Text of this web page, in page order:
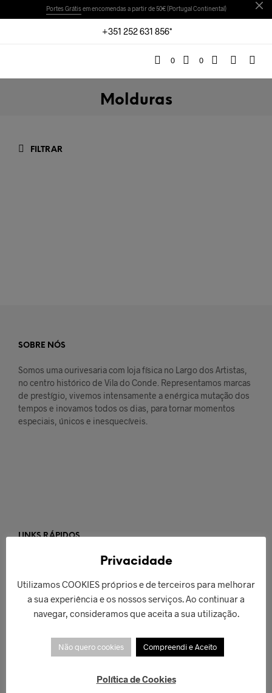
Portes Grátisem encomendas a partir de 50€ (Portugal Continental)
+351 252 631 856*
0 0
Molduras
FILTRAR
SOBRE NÓS
Somos uma ourivesaria com loja física no Largo dos Artistas,
no centro histórico de Vila do Conde. Representamos marcas
de prestígio, vivemos intensamente a enérgica mutação dos
tempos e inovamos todos os dias, para tornar momentos
especiais, únicos e inesquecíveis.
LINKS RÁPIDOS
Custos de Envio
Trocas e Devoluções
Métodos de Pagamento
Qualidade e Garantia
Certificação e Contrastaria
Privacidade
Utilizamos COOKIES próprios e de terceiros para melhorar
a sua experiência e os nossos serviços. Ao continuar a
navegar, consideramos que aceita a sua utilização.
Não quero cookies Compreendi e Aceito
Política de Cookies